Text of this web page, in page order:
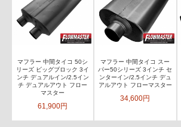
マフラー 中間タイコ 50シ
リーズ ビッグブロック 3イ
ンチ デュアルイン/2.5イン
チ デュアルアウト フロー
マスター
61,900円
マフラー 中間タイコ スー
パー50シリーズ 3インチ セ
ンターイン/2.5インチ デュ
アルアウト フローマスター
34,600円